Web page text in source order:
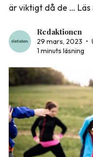
är viktigt då de … Läs
Redaktionen
29 mars, 2023 •
1 minuts läsning